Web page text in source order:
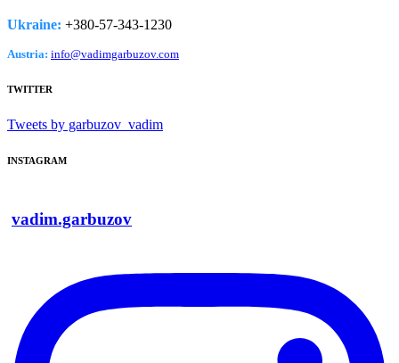
Ukraine: +380-­57-­343-­1230
Austria: info@vadimgarbuzov.com
TWITTER
Tweets by garbuzov_vadim
INSTAGRAM
vadim.garbuzov